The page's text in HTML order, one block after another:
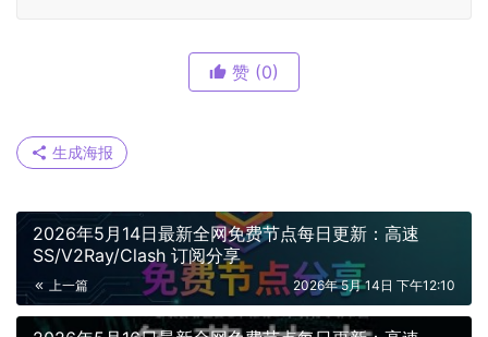
赞 (0)
生成海报
2026年5月14日最新全网免费节点每日更新：高速
SS/V2Ray/Clash 订阅分享
上一篇 2026年 5月 14日 下午12:10